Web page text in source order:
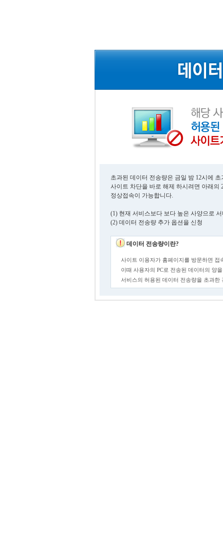
초과된 데이터 전송량은 금일 밤 12시에
사이트 차단을 바로 해제 하시려면 아래의
정상접속이 가능합니다.
(1) 현재 서비스보다 보다 높은 사양으로
(2) 데이터 전송량 추가 옵션을 신청
데이터 전송량이란?
사이트 이용자가 홈페이지를 방문하면 접
이때 사용자의 PC로 전송된 데이터의 양
서비스의 허용된 데이터 전송량을 초과